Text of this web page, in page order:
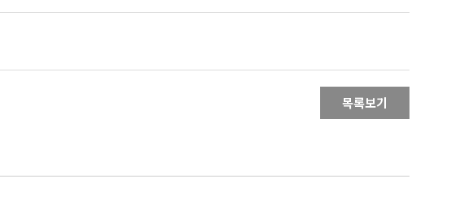
목록보기